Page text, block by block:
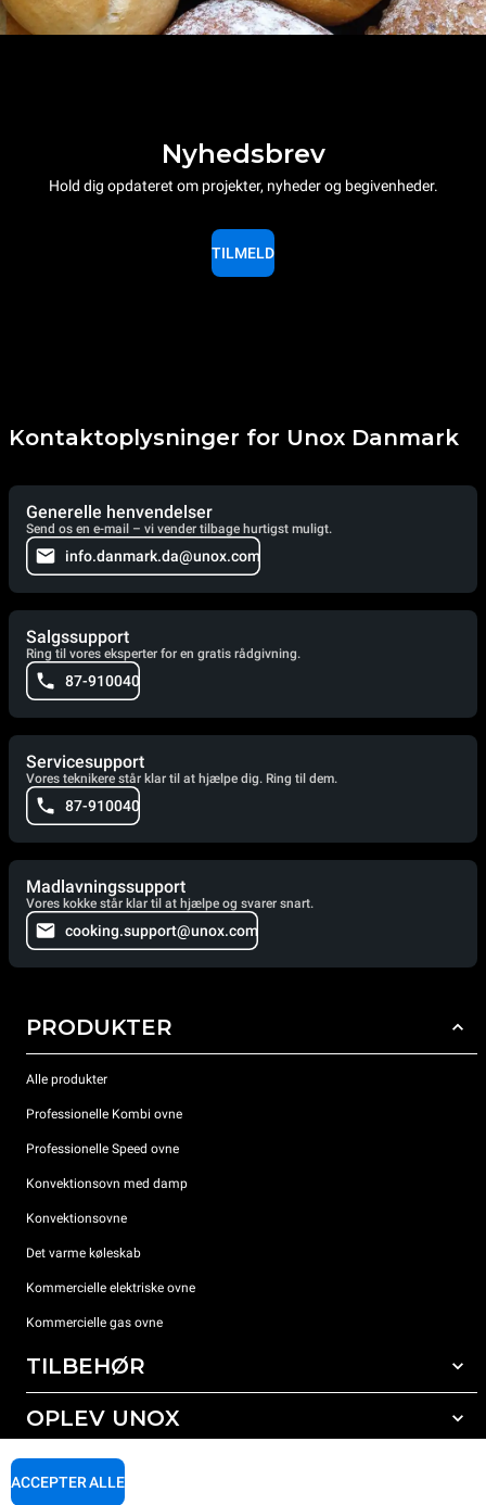
Nyhedsbrev
Hold dig opdateret om projekter, nyheder og begivenheder.
TILMELD
Kontaktoplysninger for Unox Danmark
Generelle henvendelser
Send os en e-mail – vi vender tilbage hurtigst muligt.
info.danmark.da@unox.com
Salgssupport
Ring til vores eksperter for en gratis rådgivning.
87-910040
Servicesupport
Vores teknikere står klar til at hjælpe dig. Ring til dem.
87-910040
Madlavningssupport
Vores kokke står klar til at hjælpe og svarer snart.
cooking.support@unox.com
PRODUKTER
Alle produkter
Professionelle Kombi ovne
Professionelle Speed ovne
Konvektionsovn med damp
Konvektionsovne
Det varme køleskab
Kommercielle elektriske ovne
Kommercielle gas ovne
TILBEHØR
Alt tilbehør
Rengøringsmidler til manuel vask
OPLEV UNOX
Vores kontorer rundt om i verden
SUPPORT
ACCEPTER ALLE